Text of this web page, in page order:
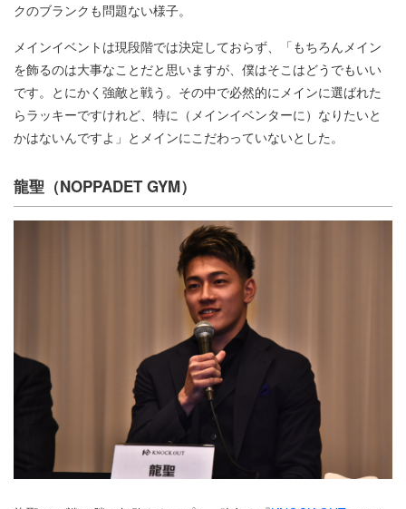
クのブランクも問題ない様子。
メインイベントは現段階では決定しておらず、「もちろんメイン
を飾るのは大事なことだと思いますが、僕はそこはどうでもいい
です。とにかく強敵と戦う。その中で必然的にメインに選ばれた
らラッキーですけれど、特に（メインイベンターに）なりたいと
かはないんですよ」とメインにこだわっていないとした。
龍聖（NOPPADET GYM）